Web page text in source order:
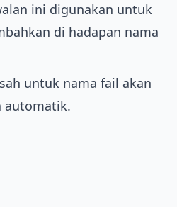
ini digunakan untuk
di hadapan nama
untuk nama fail akan
automatik.